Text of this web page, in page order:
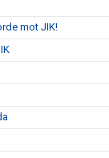
mot JIK!